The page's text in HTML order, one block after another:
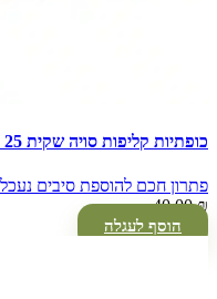
כופתיות קליפות סויה שקית 25 ק"ג
פתרון חכם להוספת סיבים
40.00₪
הוסף לעגלה